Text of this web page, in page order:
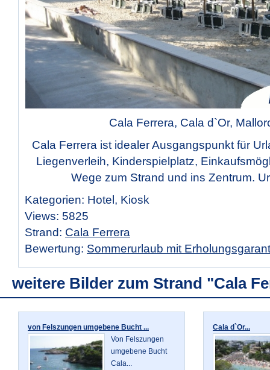
Cala Ferrera, Cala d`Or,
Cala Ferrera ist idealer Ausgangspunkt für
Liegenverleih, Kinderspielplatz,
Wege zum Strand und ins Zentrum.
Kategorien: Hotel, Kiosk
Views: 5825
Strand: Cala Ferrera
Bewertung: Sommerurlaub mit
weitere Bilder zum Strand "Cala
von Felszungen umgebene Bucht ...
Von Felszungen
umgebene Bucht
Cala...
Cala d`Or...